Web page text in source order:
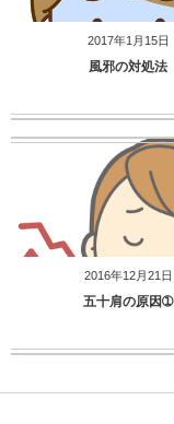
2017年1月15日
風邪の対処法
2016年12月21日
五十肩の原因➀